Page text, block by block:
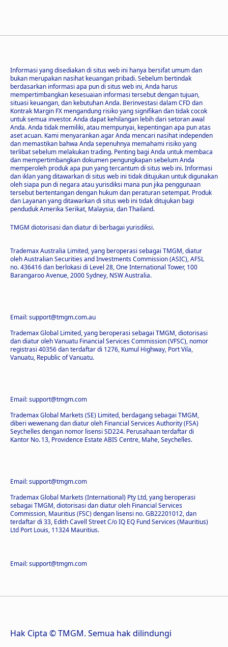
Informasi yang disediakan di situs web ini hanya bersifat umum dan
bukan merupakan nasihat keuangan pribadi. Sebelum bertindak
berdasarkan informasi apa pun di situs web ini, Anda harus
mempertimbangkan kesesuaian informasi tersebut dengan tujuan,
situasi keuangan, dan kebutuhan Anda. Berinvestasi dalam CFD dan
Kontrak Margin FX mengandung risiko yang signifikan dan tidak cocok
untuk semua investor. Anda dapat kehilangan lebih dari setoran awal
Anda. Anda tidak memiliki, atau mempunyai, kepentingan apa pun atas
aset acuan. Kami menyarankan agar Anda mencari nasihat independen
dan memastikan bahwa Anda sepenuhnya memahami risiko yang
terlibat sebelum melakukan trading. Penting bagi Anda untuk membaca
dan mempertimbangkan dokumen pengungkapan sebelum Anda
memperoleh produk apa pun yang tercantum di situs web ini. Informasi
dan iklan yang ditawarkan di situs web ini tidak ditujukan untuk digunakan
oleh siapa pun di negara atau yurisdiksi mana pun jika penggunaan
tersebut bertentangan dengan hukum dan peraturan setempat. Produk
dan Layanan yang ditawarkan di situs web ini tidak ditujukan bagi
penduduk Amerika Serikat, Malaysia, dan Thailand.
TMGM diotorisasi dan diatur di berbagai yurisdiksi.
Trademax Australia Limited, yang beroperasi sebagai TMGM, diatur
oleh Australian Securities and Investments Commission (ASIC), AFSL
no. 436416 dan berlokasi di Level 28, One International Tower, 100
Barangaroo Avenue, 2000 Sydney, NSW Australia.
Email: support@tmgm.com.au
Trademax Global Limited, yang beroperasi sebagai TMGM, diotorisasi
dan diatur oleh Vanuatu Financial Services Commission (VFSC), nomor
registrasi 40356 dan terdaftar di 1276, Kumul Highway, Port Vila,
Vanuatu, Republic of Vanuatu.
Email: support@tmgm.com
Trademax Global Markets (SE) Limited, berdagang sebagai TMGM,
diberi wewenang dan diatur oleh Financial Services Authority (FSA)
Seychelles dengan nomor lisensi SD224. Perusahaan terdaftar di
Kantor No. 13, Providence Estate ABIS Centre, Mahe, Seychelles.
Email: support@tmgm.com
Trademax Global Markets (International) Pty Ltd, yang beroperasi
sebagai TMGM, diotorisasi dan diatur oleh Financial Services
Commission, Mauritius (FSC) dengan lisensi no. GB22201012, dan
terdaftar di 33, Edith Cavell Street C/o IQ EQ Fund Services (Mauritius)
Ltd Port Louis, 11324 Mauritius.
Email: support@tmgm.com
Hak Cipta © TMGM. Semua hak dilindungi